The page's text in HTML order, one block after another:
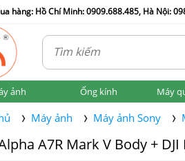
hàng: Hồ Chí Minh: 0909.688.485, Hà Nội:
ảnh Ống kính Máy
Máy ảnh Máy ảnh Sony
A7R Mark V Body + DJI